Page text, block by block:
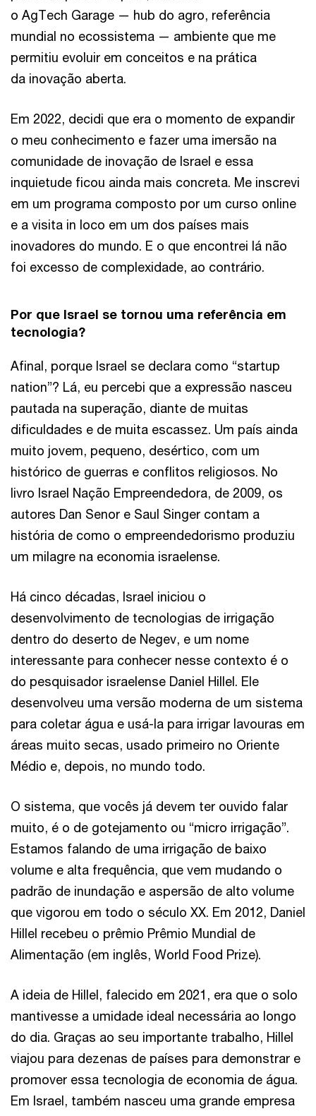
o AgTech Garage — hub do agro, referência
mundial no ecossistema — ambiente que me
permitiu evoluir em conceitos e na prática
da inovação aberta.
Em 2022, decidi que era o momento de expandir
o meu conhecimento e fazer uma imersão na
comunidade de inovação de Israel e essa
inquietude ficou ainda mais concreta. Me inscrevi
em um programa composto por um curso online
e a visita in loco em um dos países mais
inovadores do mundo. E o que encontrei lá não
foi excesso de complexidade, ao contrário.
Por que Israel se tornou uma referência em
tecnologia?
Afinal, porque Israel se declara como “startup
nation”? Lá, eu percebi que a expressão nasceu
pautada na superação, diante de muitas
dificuldades e de muita escassez. Um país ainda
muito jovem, pequeno, desértico, com um
histórico de guerras e conflitos religiosos. No
livro Israel Nação Empreendedora, de 2009, os
autores Dan Senor e Saul Singer contam a
história de como o empreendedorismo produziu
um milagre na economia israelense.
Há cinco décadas, Israel iniciou o
desenvolvimento de tecnologias de irrigação
dentro do deserto de Negev, e um nome
interessante para conhecer nesse contexto é o
do pesquisador israelense Daniel Hillel. Ele
desenvolveu uma versão moderna de um sistema
para coletar água e usá-la para irrigar lavouras em
áreas muito secas, usado primeiro no Oriente
Médio e, depois, no mundo todo.
O sistema, que vocês já devem ter ouvido falar
muito, é o de gotejamento ou “micro irrigação”.
Estamos falando de uma irrigação de baixo
volume e alta frequência, que vem mudando o
padrão de inundação e aspersão de alto volume
que vigorou em todo o século XX. Em 2012, Daniel
Hillel recebeu o prêmio Prêmio Mundial de
Alimentação (em inglês, World Food Prize).
A ideia de Hillel, falecido em 2021, era que o solo
mantivesse a umidade ideal necessária ao longo
do dia. Graças ao seu importante trabalho, Hillel
viajou para dezenas de países para demonstrar e
promover essa tecnologia de economia de água.
Em Israel, também nasceu uma grande empresa